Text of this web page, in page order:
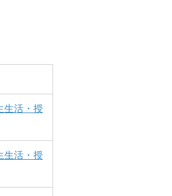
生活・授
生活・授